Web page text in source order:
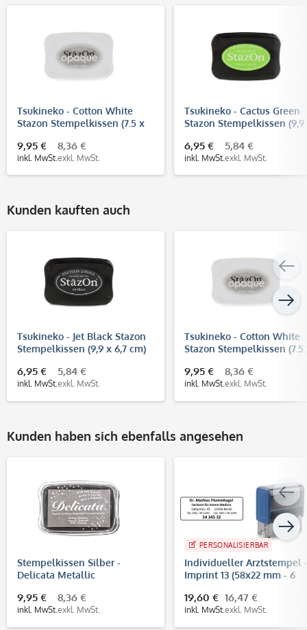
Tsukineko - Cotton White
Stazon Stempelkissen (7.5 x
9,95 €
inkl. MwSt.
8,36 €
exkl. MwSt.
Tsukineko - Cactus Green
Stazon Stempelkissen (9,9
6,95 €
inkl. MwSt.
5,84 €
exkl. MwSt.
Kunden kauften auch
Tsukineko - Jet Black Stazon
Stempelkissen (9,9 x 6,7 cm)
6,95 €
inkl. MwSt.
5,84 €
exkl. MwSt.
Tsukineko - Cotton White
Stazon Stempelkissen (7.5
9,95 €
inkl. MwSt.
8,36 €
exkl. MwSt.
Kunden haben sich ebenfalls angesehen
Stempelkissen Silber -
Delicata Metallic
9,95 €
inkl. MwSt.
8,36 €
exkl. MwSt.
PERSONALISIERBAR
Individueller Arztstempel -
Imprint 13 (58x22 mm - 6
19,60 €
inkl. MwSt.
16,47 €
exkl. MwSt.